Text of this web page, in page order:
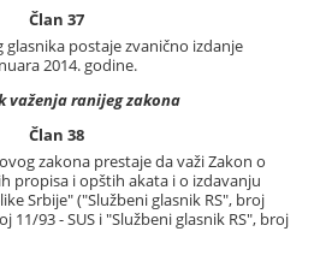
Član 37
postaje zvanično izdanje
2014. godine.
važenja ranijeg zakona
Član 38
zakona prestaje da važi Zakon o
propisa i opštih akata i o izdavanju
Srbije" ("Službeni glasnik RS", broj
11/93 - SUS i "Službeni glasnik RS", broj